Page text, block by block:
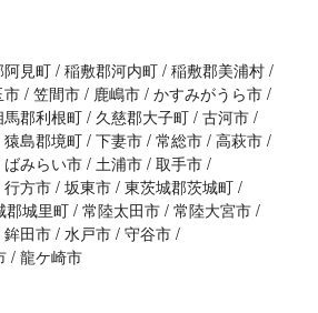
見町 稲敷郡河内町 稲敷郡美浦村
市 笠間市 鹿嶋市 かすみがうら市
馬郡利根町 久慈郡大子町 古河市
猿島郡境町 下妻市 常総市 高萩市
ばみらい市 土浦市 取手市
行方市 坂東市 東茨城郡茨城町
郡城里町 常陸太田市 常陸大宮市
鉾田市 水戸市 守谷市
龍ケ崎市